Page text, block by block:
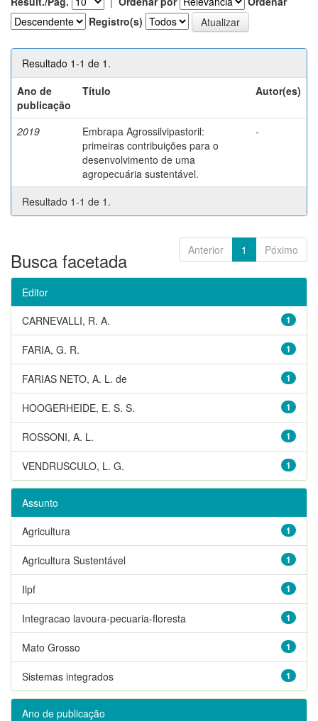
Registro(s)
Resultado 1-1 de 1.
Ano de
publicação
Título Autor(es)
2019
Embrapa Agrossilvipastoril:
primeiras contribuições para o
desenvolvimento de uma
agropecuária sustentável.
-
Resultado 1-1 de 1.
Anterior 1 Póximo
Busca facetada
Editor
1
CARNEVALLI, R. A.
1
FARIA, G. R.
1
FARIAS NETO, A. L. de
1
HOOGERHEIDE, E. S. S.
1
ROSSONI, A. L.
1
VENDRUSCULO, L. G.
Assunto
1
Agricultura
1
Agricultura Sustentável
1
Ilpf
1
Integracao lavoura-pecuaria-floresta
1
Mato Grosso
1
Sistemas integrados
Ano de publicação